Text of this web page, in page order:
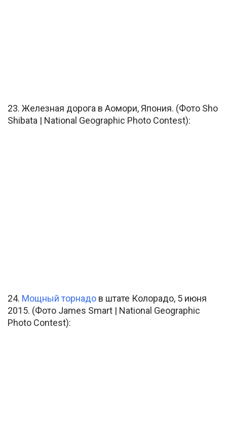
23. Железная дорога в Аомори, Япония. (Фото Sho
Shibata | National Geographic Photo Contest):
24. Мощный торнадо в штате Колорадо, 5 июня
2015. (Фото James Smart | National Geographic
Photo Contest):